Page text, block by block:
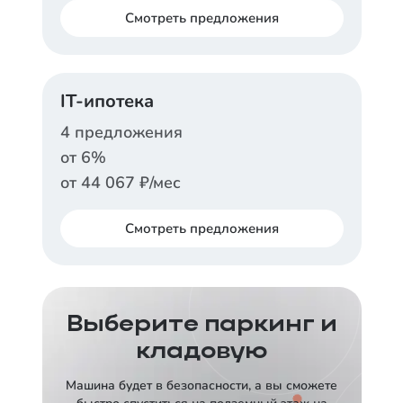
Смотретьпредложения
Ставка
от12,5%
Срок
30 лет от78 443
Заказать консультацию
от13,89%
Платеж в месяц
IT-ипотека
4 предложения
от 6%
от 44 067 ₽/мес
Смотретьпредложения
Ставка
30 лет от44 067₽
Выберите паркинг и
кладовую
Машина будет в безопасности, а вы сможете